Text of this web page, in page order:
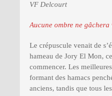
VF Delcourt
Aucune ombre ne gâchera
Le crépuscule venait de
hameau de Jory El Mon,
commencer. Les
formant des hamacs
anciens, tandis que tous